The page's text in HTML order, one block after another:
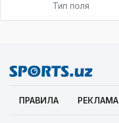
Тип поля
ПРАВИЛА РЕКЛАМА